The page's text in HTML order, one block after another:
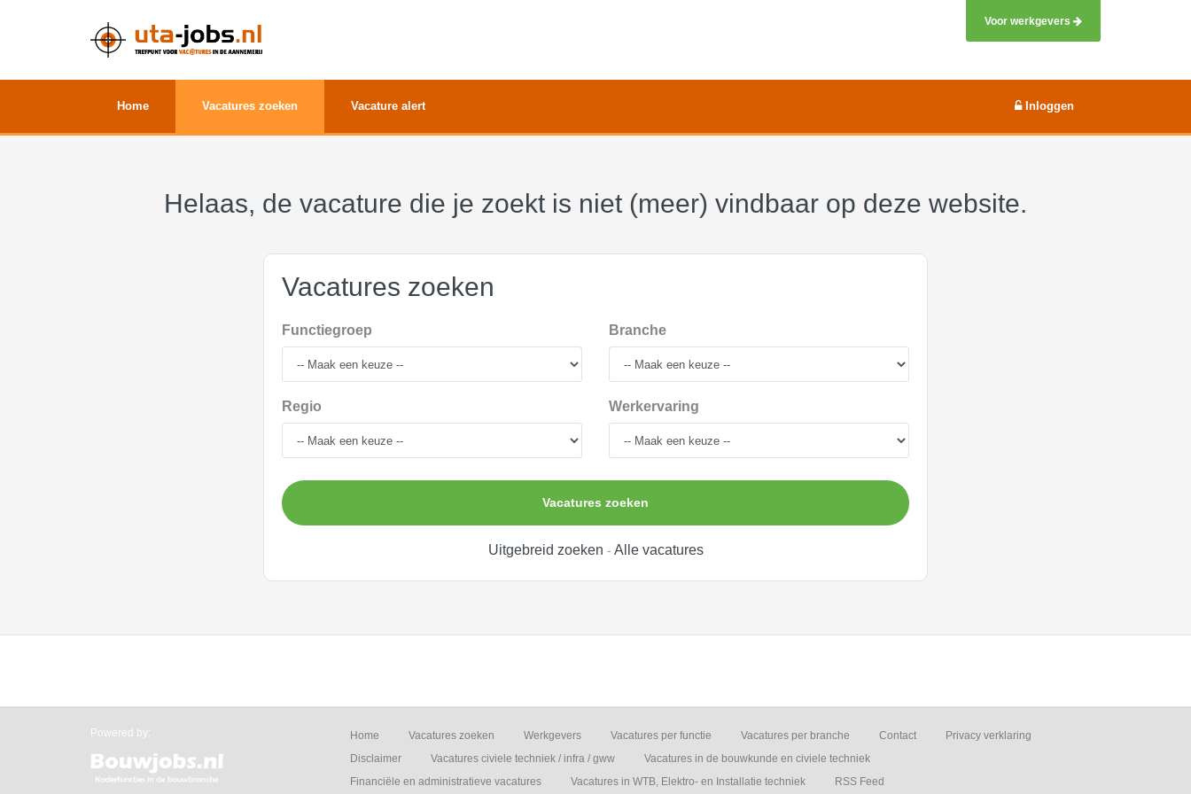
Voor werkgevers
Home Vacatures zoeken Vacature alert Inloggen
Helaas, de vacature die je zoekt is niet (meer) vindbaar op deze website.
Vacatures zoeken
Functiegroep Branche
Regio Werkervaring
Vacatures zoeken
Uitgebreid zoeken - Alle vacatures
Powered by: Home Vacatures zoeken Werkgevers Vacatures per functie Vacatures per branche Contact
Privacy verklaring
Disclaimer
Vacatures civiele techniek / infra / gww
Vacatures in de bouwkunde en civiele techniek
Financiële en administratieve vacatures
Vacatures in WTB, Elektro- en Installatie techniek RSS Feed